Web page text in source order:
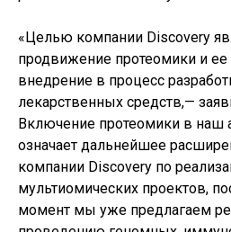
«Целью компании Discovery
продвижение протеомики и
внедрение в процесс
лекарственных средств,—
Включение протеомики в наш
означает дальнейшее
компании Discovery по
мультиомических проектов,
момент мы уже предлагаем